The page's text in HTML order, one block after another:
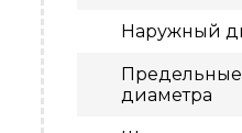
Наружный
Предельные
диаметра